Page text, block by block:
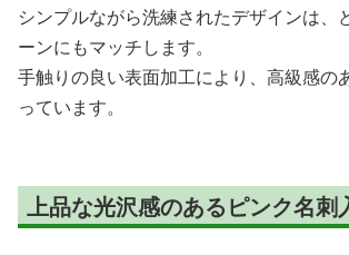
シンプルながら洗練されたデザインは、
ーンにもマッチします。
手触りの良い表面加工により、高級感の
っています。
上品な光沢感のあるピンク名刺